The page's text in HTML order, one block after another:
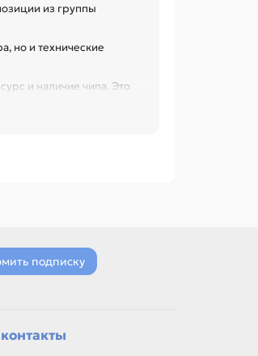
из группы
но и технические
и наличие чипа. Это
для замены,
подписку